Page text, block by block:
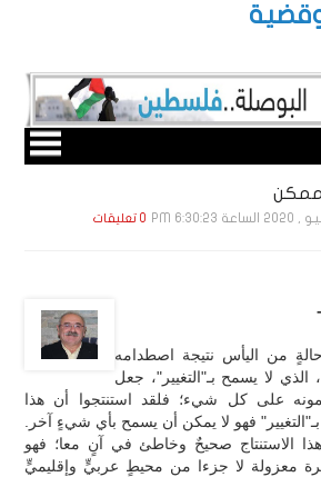
ممكن
0 تعليقات
من اليأس نتيجة اصطدامه
الذي لا يسمح بـ"التغيير"، جعل
على كل شيء؛ فلقد استنتجوا أن هذا
فهو لا يمكن أن يسمح بأي شيءٍ آخر.
الاستنتاج صحيحٌ وخاطئ في آنٍ معا؛ فهو
معزولة لا جزءا من محيطٍ عربيٍّ وإقليميٍّ